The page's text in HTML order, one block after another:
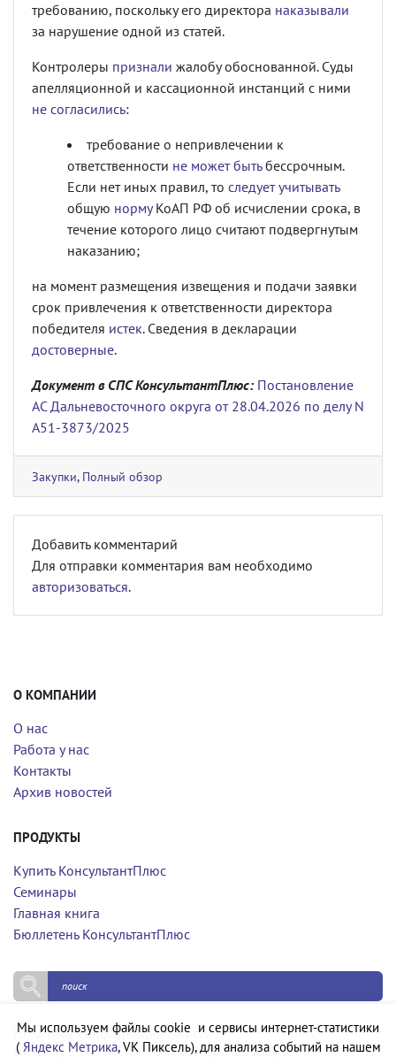
требованию, поскольку его директора наказывали
за нарушение одной из статей.
Контролеры признали жалобу обоснованной. Суды
апелляционной и кассационной инстанций с ними
не согласились:
требование о непривлечении к
ответственности не может бытьбессрочным.
Если нет иных правил, то следует учитывать
общую нормуКоАП РФ об исчислении срока, в
течение которого лицо считают подвергнутым
наказанию;
на момент размещения извещения и подачи заявки
срок привлечения к ответственности директора
победителя истек. Сведения в декларации
достоверные.
Документ в СПС КонсультантПлюс: Постановление
АС Дальневосточного округа от 28.04.2026 по делу N
А51-3873/2025
Закупки, Полный обзор
Добавить комментарий
Для отправки комментария вам необходимо
авторизоваться.
О КОМПАНИИ
О нас
Работа у нас
Контакты
Архив новостей
ПРОДУКТЫ
Купить КонсультантПлюс
Семинары
Главная книга
Бюллетень КонсультантПлюс
Политика конфиденциальности
Мы используем файлы cookie и сервисы интернет-статистики
( Яндекс Метрика, VK Пиксель), для анализа событий на нашем